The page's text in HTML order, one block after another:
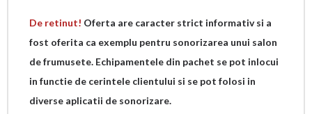
De retinut! Oferta are caracter strict informativ si a
fost oferita ca exemplu pentru sonorizarea unui salon
de frumusete. Echipamentele din pachet se pot inlocui
in functie de cerintele clientului si se pot folosi in
diverse aplicatii de sonorizare.